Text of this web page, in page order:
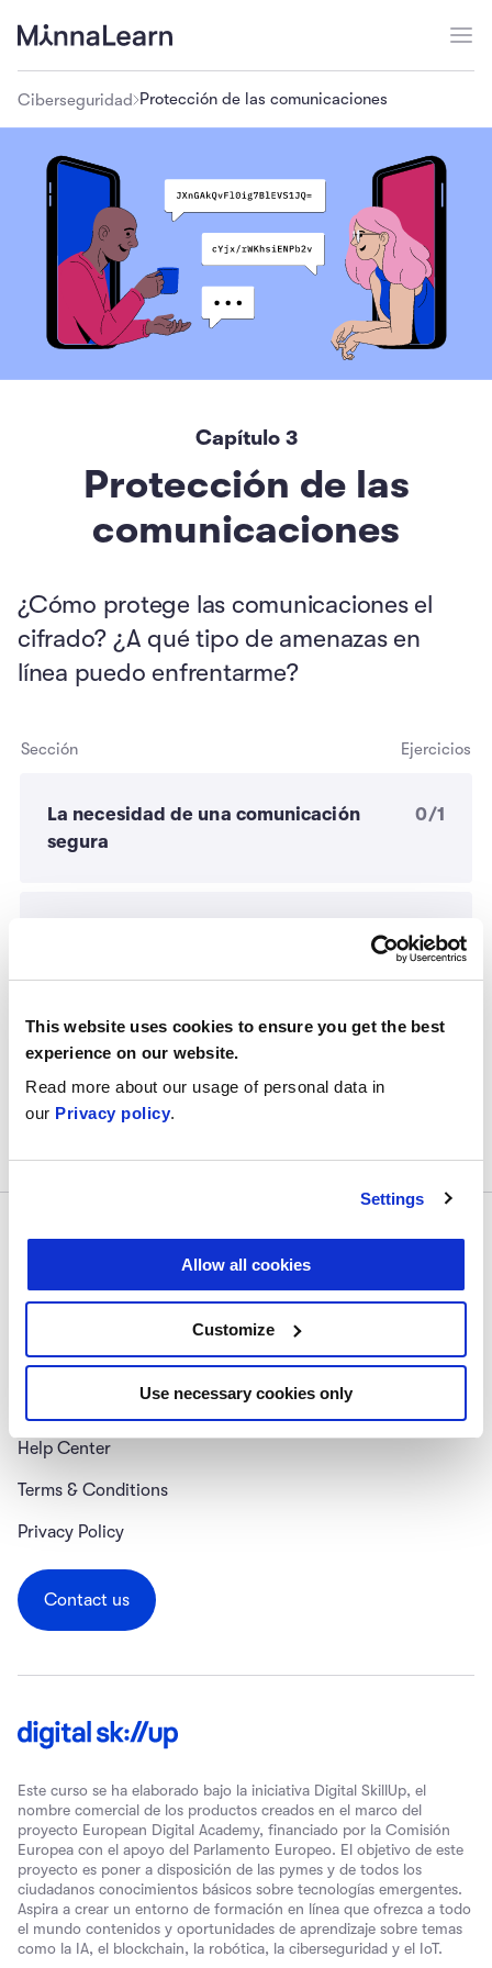
This website uses cookies to ensure you get the best
experience on our website.
Read more about our usage of personal data in
our Privacy policy.
Settings
Allow all cookies
Customize
Use necessary cookies only
Ciberseguridad Protección de las comunicaciones
Capítulo 3
Protección de las
comunicaciones
¿Cómo protege las comunicaciones el
cifrado? ¿A qué tipo de amenazas en
línea puedo enfrentarme?
Sección Ejercicios
La necesidad de una comunicación
segura
0/1
Tipos de ataques en línea
Síguenos #digitalskillup
Help Center
Terms & Conditions
Privacy Policy
Contact us
Este curso se ha elaborado bajo la iniciativa Digital SkillUp, el
nombre comercial de los productos creados en el marco del
proyecto European Digital Academy, financiado por la Comisión
Europea con el apoyo del Parlamento Europeo. El objetivo de este
proyecto es poner a disposición de las pymes y de todos los
ciudadanos conocimientos básicos sobre tecnologías emergentes.
Aspira a crear un entorno de formación en línea que ofrezca a todo
el mundo contenidos y oportunidades de aprendizaje sobre temas
como la IA, el blockchain, la robótica, la ciberseguridad y el IoT.